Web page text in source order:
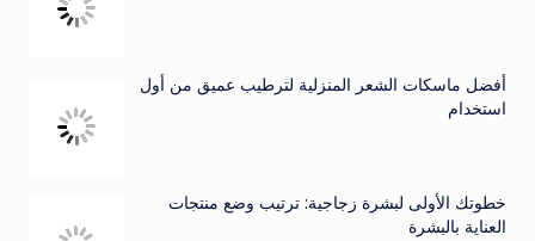
أفضل ماسكات الشعر المنزلية لترطيب عميق من أول
استخدام
خطوتك الأولى لبشرة زجاجية: ترتيب وضع منتجات
العناية بالبشرة